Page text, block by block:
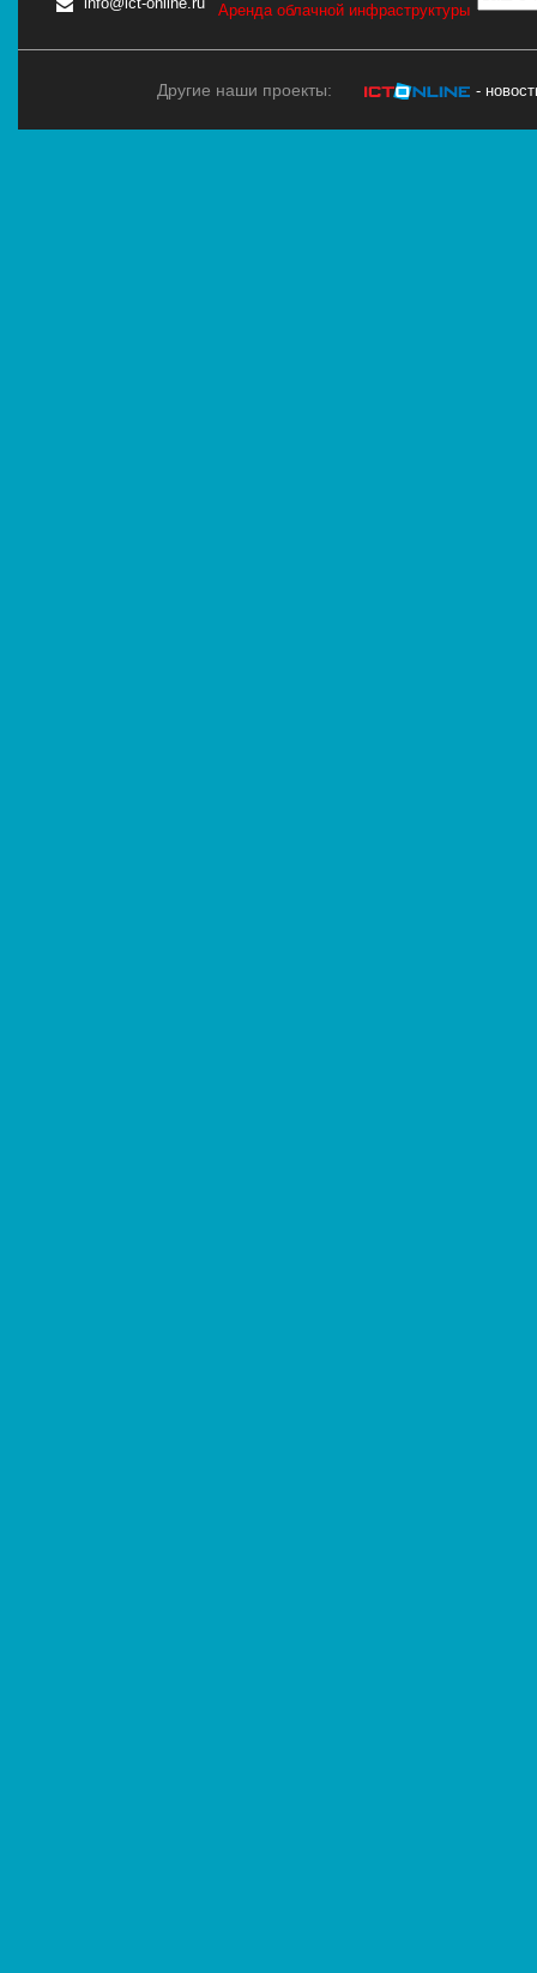
Аренда облачной инфраструктуры
Другие наши проекты: -